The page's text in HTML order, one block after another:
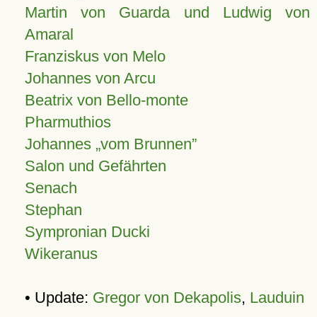
Martin von Guarda und Ludwig von
Amaral
Franziskus von Melo
Johannes von Arcu
Beatrix von Bello-monte
Pharmuthios
Johannes vom Brunnen
Salon und Gefährten
Senach
Stephan
Sympronian Ducki
Wikeranus
• Update: Gregor von Dekapolis, Lauduin